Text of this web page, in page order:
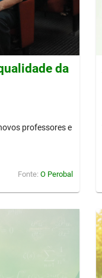
da
professores e
Fonte: O Perobal